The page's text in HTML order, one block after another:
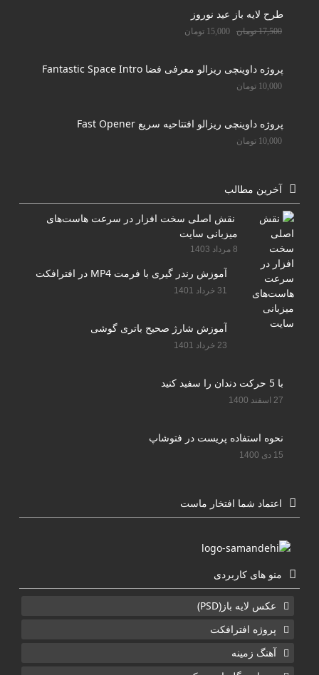
طرح لایه باز عید نوروز
17,500 تومان 15,000 تومان
پروژه داوینچی ریزالو معرفی فضا Fantastic Space Intro
10,000 تومان
پروژه داوینچی ریزالو افتتاحیه سریع Fast Opener
10,000 تومان
آخرین مطالب
نقش اصلی سخت افزار در سرعت هاست‌های
میزبانی سایت
8 مرداد 1403
آموزش رندر گیری با فرمت MP4 در افترافکت
31 خرداد 1401
آموزش شارژ صحیح باتری گوشی
23 خرداد 1401
با 5 حرکت دندان را سفید کنید
27 اسفند 1400
نحوه استفاده پریست در فتوشاپ
15 دی 1400
اعتماد شما افتخار ماست
منو های کاربردی
عکس لایه باز(PSD)
پروژه افترافکت
آهنگ زمینه